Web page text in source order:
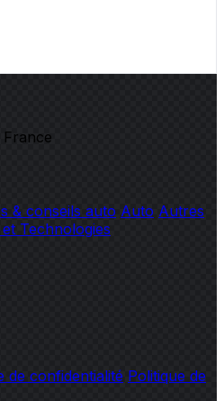
& conseils auto Auto Autres
Technologies
de confidentialité Politique de